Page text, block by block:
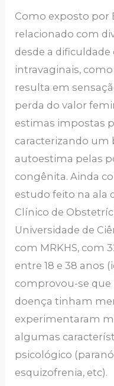
Como exposto por
relacionado com
desde a dificuldade
intravaginais,
resulta em
perda do valor
estimas impostas
caracterizando um
autoestima pelas
congênita. Ainda
estudo feito na ala
Clínico de
Universidade de
com MRKHS, com
entre 18 e 38 anos
comprovou-se
doença tinham
experimentaram
algumas
psicológico
esquizofrenia, etc).